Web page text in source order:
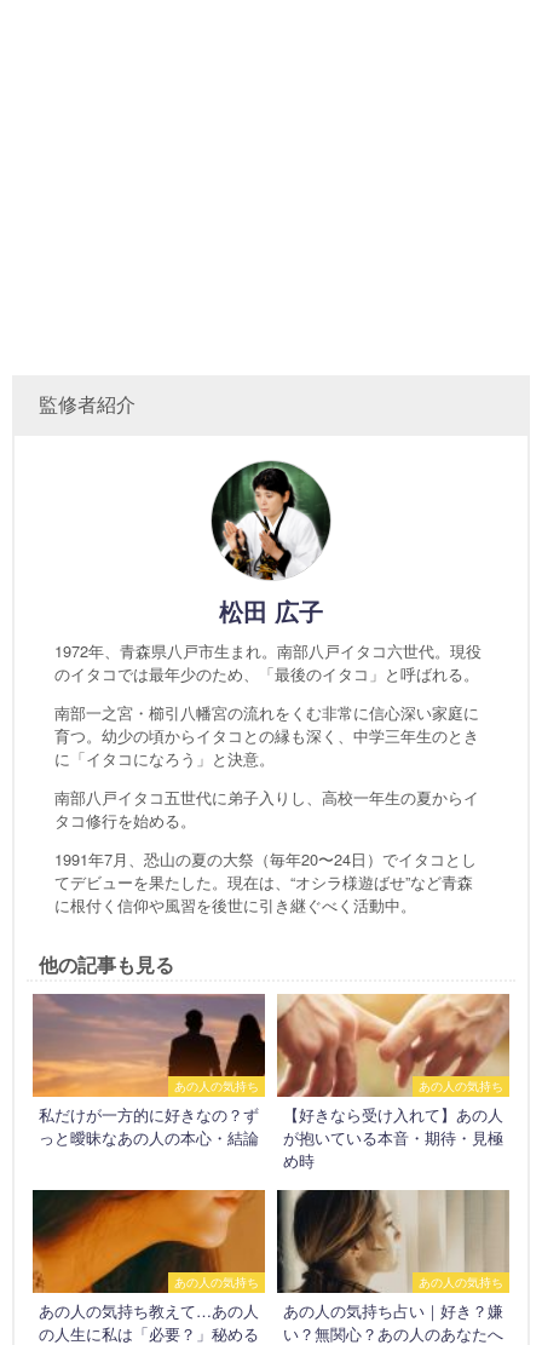
監修者紹介
松田 広子
1972年、青森県八戸市生まれ。南部八戸イタコ六世代。現役
のイタコでは最年少のため、「最後のイタコ」と呼ばれる。
南部一之宮・櫛引八幡宮の流れをくむ非常に信心深い家庭に
育つ。幼少の頃からイタコとの縁も深く、中学三年生のとき
に「イタコになろう」と決意。
南部八戸イタコ五世代に弟子入りし、高校一年生の夏からイ
タコ修行を始める。
1991年7月、恐山の夏の大祭（毎年20〜24日）でイタコとし
てデビューを果たした。現在は、“オシラ様遊ばせ”など青森
に根付く信仰や風習を後世に引き継ぐべく活動中。
他の記事も見る
あの人の気持ち
私だけが一方的に好きなの？ず
っと曖昧なあの人の本心・結論
あの人の気持ち
【好きなら受け入れて】あの人
が抱いている本音・期待・見極
め時
あの人の気持ち
あの人の気持ち教えて…あの人
の人生に私は「必要？」秘める
あの人の気持ち
あの人の気持ち占い｜好き？嫌
い？無関心？あの人のあなたへ